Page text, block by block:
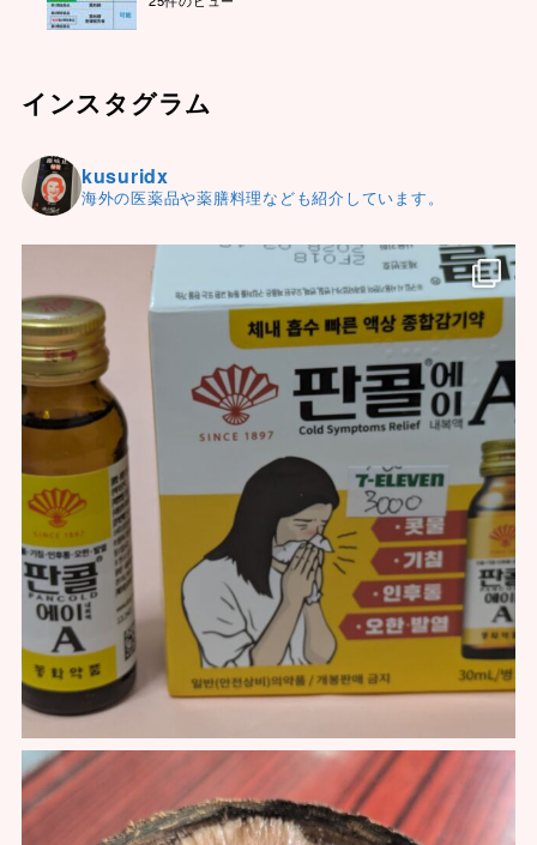
インスタグラム
kusuridx
海外の医薬品や薬膳料理なども紹介しています。